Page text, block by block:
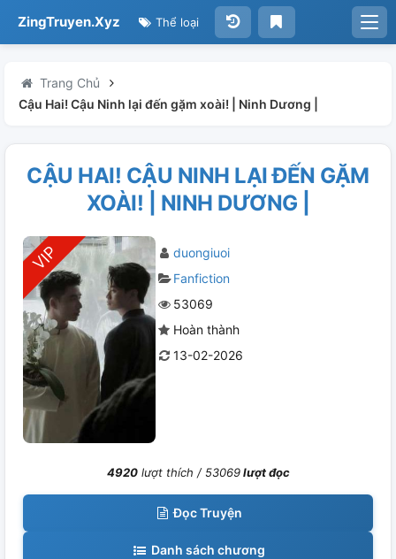
ZingTruyen.Xyz Thể loại
Trang Chủ
Cậu Hai! Cậu Ninh lại đến gặm xoài! | Ninh Dương |
CẬU HAI! CẬU NINH LẠI ĐẾN GẶM
XOÀI! | NINH DƯƠNG |
duongiuoi
Fanfiction
53069
Hoàn thành
13-02-2026
4920lượt thích /53069lượt đọc
Đọc Truyện
Danh sách chương